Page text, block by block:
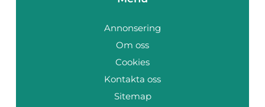
Annonsering
Om oss
Cookies
Kontakta oss
Sitemap